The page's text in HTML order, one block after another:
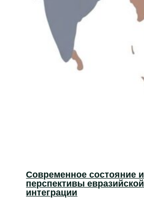
Современное состояние и
перспективы евразийской
интеграции